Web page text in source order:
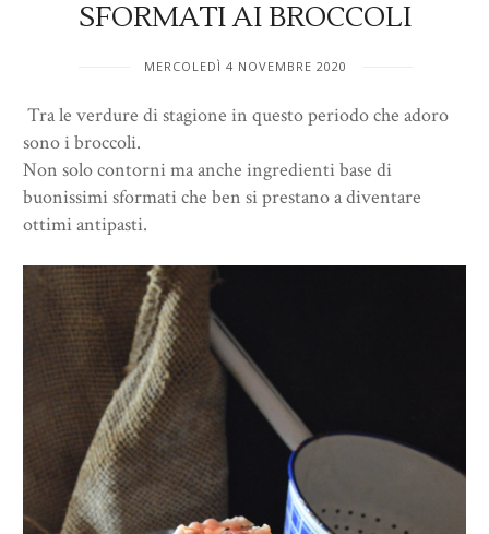
SFORMATI AI BROCCOLI
MERCOLEDÌ 4 NOVEMBRE 2020
Tra le verdure di stagione in questo periodo che adoro
sono i broccoli.
Non solo contorni ma anche ingredienti base di
buonissimi sformati che ben si prestano a diventare
ottimi antipasti.